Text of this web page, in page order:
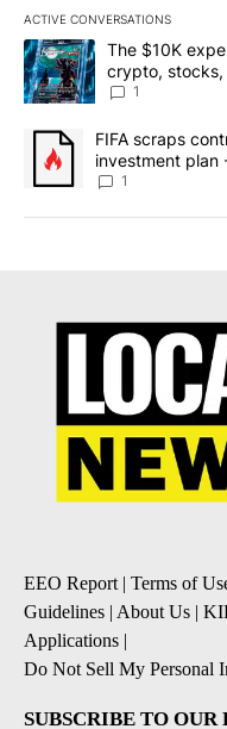
ACTIVE CONVERSATIONS
The following is a list of
A trending article titled
The $10K
crypto, stocks,
8
1
A trending article titled
FIFA scraps
investment plan
1
EEO Report | Terms of
Guidelines | About Us |
Applications |
Do Not Sell My Personal
SUBSCRIBE TO